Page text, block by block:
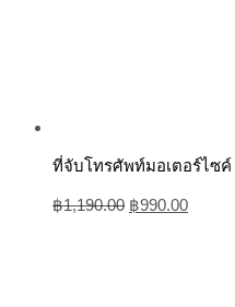
ที่จับโทรศัพท์มอเตอร์ไซค์
฿1,190.00 ฿990.00